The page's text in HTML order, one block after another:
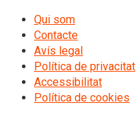
Qui som
Contacte
Avís legal
Política de privacitat
Accessibilitat
Política de cookies